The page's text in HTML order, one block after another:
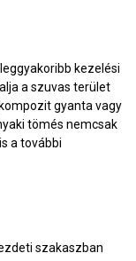
kezelési
a szuvas terület
gyanta vagy
tömés nemcsak
a további
szakaszban